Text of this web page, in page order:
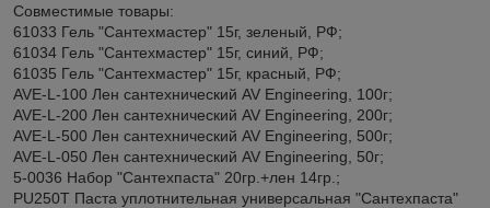
Совместимые товары:
61033 Гель "Сантехмастер" 15г, зеленый, РФ;
61034 Гель "Сантехмастер" 15г, синий, РФ;
61035 Гель "Сантехмастер" 15г, красный, РФ;
AVE-L-100 Лен сантехнический AV Engineering, 100г;
AVE-L-200 Лен сантехнический AV Engineering, 200г;
AVE-L-500 Лен сантехнический AV Engineering, 500г;
AVE-L-050 Лен сантехнический AV Engineering, 50г;
5-0036 Набор "Сантехпаста" 20гр.+лен 14гр.;
PU250T Паста уплотнительная универсальная "Сантехпаста"